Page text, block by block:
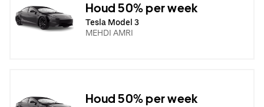
Houd 50% per week
Tesla Model 3
MEHDI AMRI
Houd 50% per week